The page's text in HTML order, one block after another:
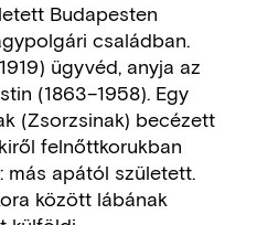
Budapesten
családban.
ügyvéd, anyja az
(1863–1958). Egy
(Zsorzsinak) becézett
felnőttkorukban
más apától született.
között lábának